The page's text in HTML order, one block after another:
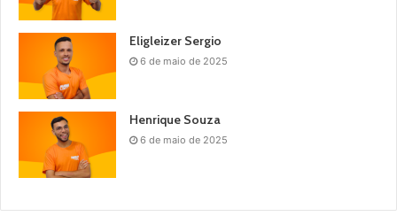
Eligleizer Sergio
6 de maio de 2025
Henrique Souza
6 de maio de 2025